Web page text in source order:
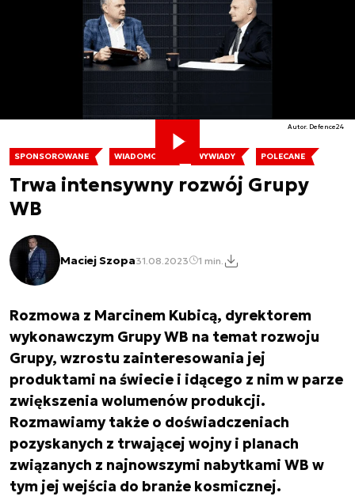
SPONSOROWANE WIADOMOŚCI WYWIADY POLECANE
Trwa intensywny rozwój Grupy
WB
Maciej Szopa31.08.2023 1 min.
Autor. Defence24
Rozmowa z Marcinem Kubicą, dyrektorem
wykonawczym Grupy WB na temat rozwoju
Grupy, wzrostu zainteresowania jej
produktami na świecie i idącego z nim w parze
zwiększenia wolumenów produkcji.
Rozmawiamy także o doświadczeniach
pozyskanych z trwającej wojny i planach
związanych z najnowszymi nabytkami WB w
tym jej wejścia do branże kosmicznej.